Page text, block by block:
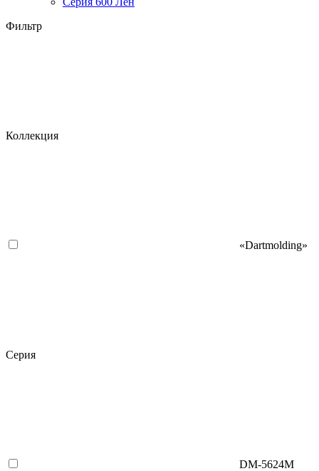
Фильтр
Коллекция
«Dartmolding»
Серия
DM-5624M